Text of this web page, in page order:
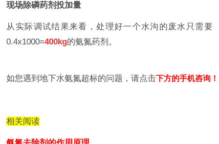
现场除磷药剂投加量
从实际调试结果来看，处理好一个水沟的废水只需要
0.4x1000=400kg的氨氮药剂。
如您遇到地下水氨氮超标的问题，请点击 下方的手机咨询！
相关阅读